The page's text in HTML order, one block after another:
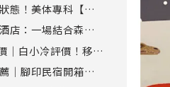
態！美体專科【超眠
睡同時促進新陳代
薦
店：一場結合森林、
之旅
｜白小冷評價！移動
涼潤風循環水冷扇S
省電
｜腳印民宿開箱：親